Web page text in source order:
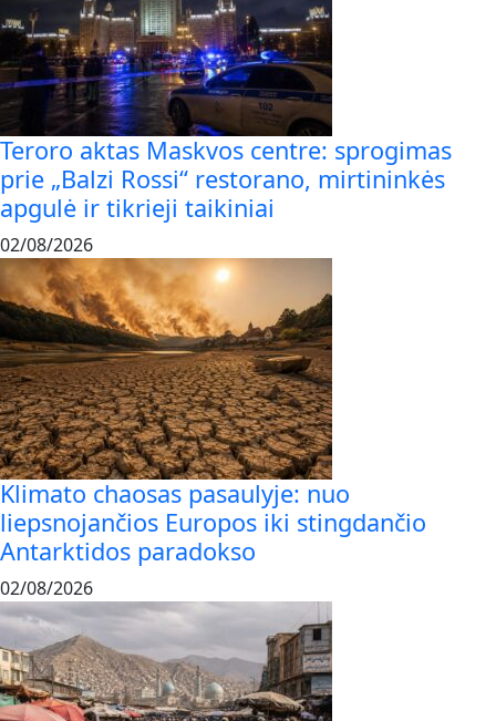
Teroro aktas Maskvos centre: sprogimas
prie „Balzi Rossi“ restorano, mirtininkės
apgulė ir tikrieji taikiniai
02/08/2026
Klimato chaosas pasaulyje: nuo
liepsnojančios Europos iki stingdančio
Antarktidos paradokso
02/08/2026